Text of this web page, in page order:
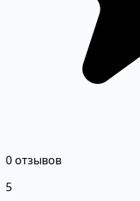
0 отзывов
5